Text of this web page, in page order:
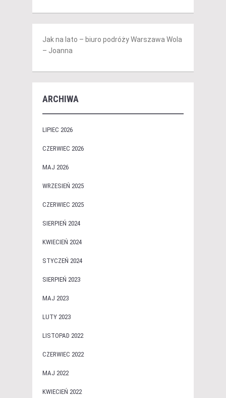
Jak na lato – biuro podróży Warszawa Wola
– Joanna
ARCHIWA
LIPIEC 2026
CZERWIEC 2026
MAJ 2026
WRZESIEŃ 2025
CZERWIEC 2025
SIERPIEŃ 2024
KWIECIEŃ 2024
STYCZEŃ 2024
SIERPIEŃ 2023
MAJ 2023
LUTY 2023
LISTOPAD 2022
CZERWIEC 2022
MAJ 2022
KWIECIEŃ 2022